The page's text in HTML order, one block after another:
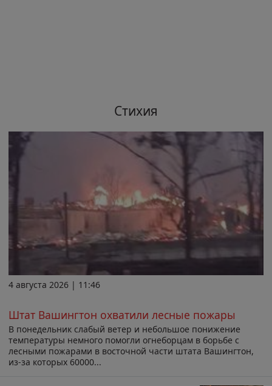
Стихия
4 августа 2026 | 11:46
Штат Вашингтон охватили лесные пожары
В понедельник слабый ветер и небольшое понижение
температуры немного помогли огнеборцам в борьбе с
лесными пожарами в восточной части штата Вашингтон,
из-за которых 60000...